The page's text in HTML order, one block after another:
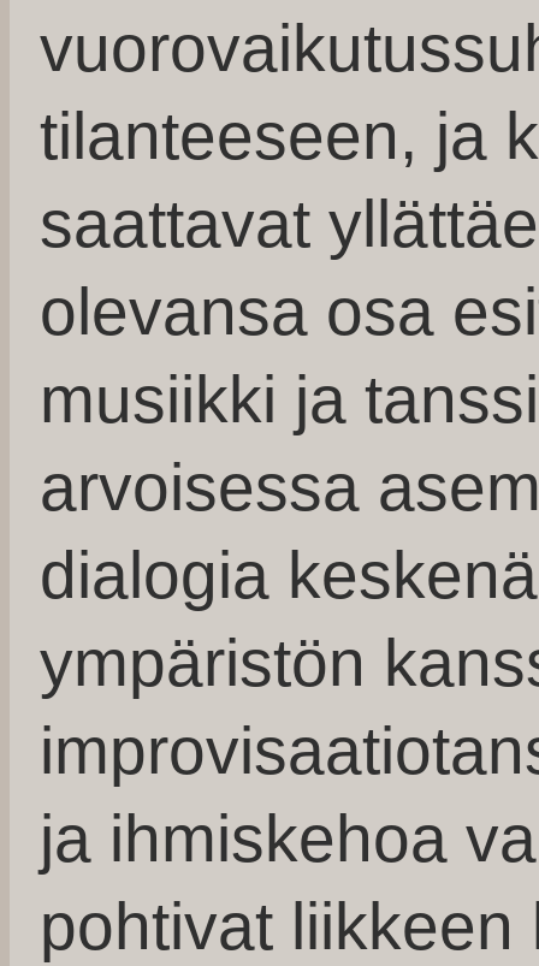
tilanteeseen, ja
saattavat
olevansa osa
musiikki ja
arvoisessa
dialogia
ympäristön
ja ihmiskehoa
pohtivat